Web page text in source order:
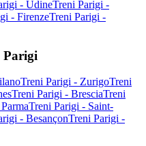
- UdineTreni Parigi -
- FirenzeTreni Parigi -
Parigi
Treni Parigi - ZurigoTreni
Treni Parigi - BresciaTreni
Treni Parigi - Saint-
- BesançonTreni Parigi -